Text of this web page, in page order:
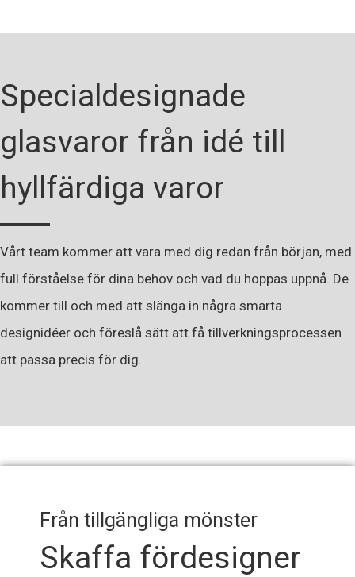
Specialdesignade
glasvaror från idé till
hyllfärdiga varor
Vårt team kommer att vara med dig redan från början, med
full förståelse för dina behov och vad du hoppas uppnå. De
kommer till och med att slänga in några smarta
designidéer och föreslå sätt att få tillverkningsprocessen
att passa precis för dig.
Från tillgängliga mönster
Skaffa fördesigner